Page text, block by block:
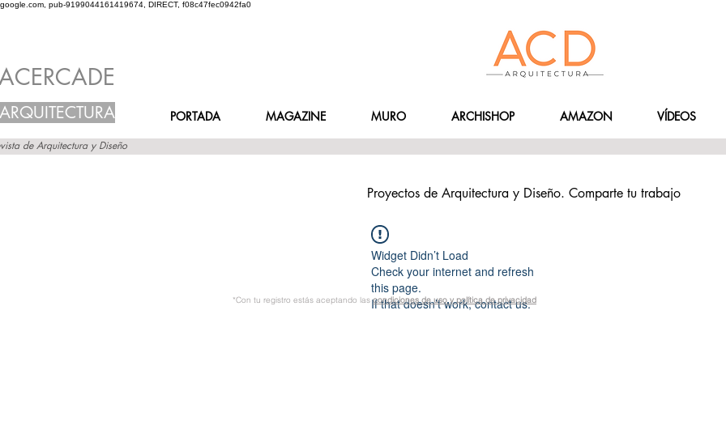
google.com, pub-9199044161419674, DIRECT, f08c47fec0942fa0
PORTADA MAGAZINE MURO ARCHISHOP AMAZON VÍDEOS
de Arquitectura y Diseño
Proyectos de Arquitectura y Diseño. Comparte tu trabajo
Widget Didn’t Load
Check your internet and refresh
this page.
If that doesn’t work, contact us.
*Con tu registro estás aceptando lascondiciones de uso y política de privacidad